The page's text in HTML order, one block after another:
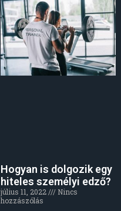
Hogyan is dolgozik egy
hiteles személyi edző?
július 11, 2022
Nincs
hozzászólás